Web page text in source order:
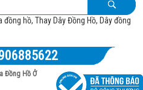
đồng hồ, Thay Dây Đồng Hồ, Dây đồng
Đồng Hồ Ở